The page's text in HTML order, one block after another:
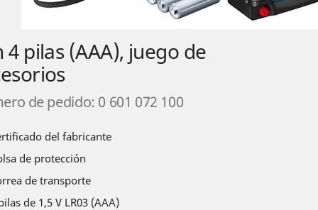
4 pilas (AAA), juego de
de pedido: 0 601 072 100
del fabricante
de protección
de transporte
de 1,5 V LR03 (AAA)